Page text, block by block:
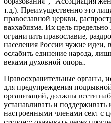
т.д.). Преимущественно это
православной церкви,
ваххабизма. Их цель предельно
ограничить православие,
населения России чужие идеи,
ослабить единение народа,
веками духовной опоры.
Правоохранительные органы,
для предупреждения
организаций, должны вести
устанавливать и поддерживать
настроенными членами сект с